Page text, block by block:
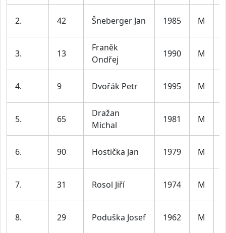
2. 42 Šneberger Jan 1985 M
3. 13
Franěk
Ondřej
1990 M
4. 9 Dvořák Petr 1995 M
5. 65
Dražan
Michal
1981 M
6. 90 Hostička Jan 1979 M
7. 31 Rosol Jiří 1974 M
8. 29 Poduška Josef 1962 M